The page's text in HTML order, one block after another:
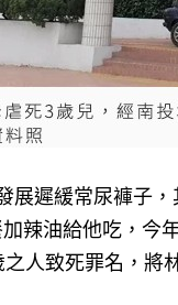
展遲緩常尿褲子
辣油給他吃，今
人致死罪名，將